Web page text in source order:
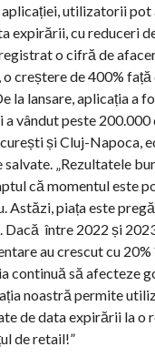
utilizatorii pot
expirării, cu reduceri
o cifră de
o creștere de 400%
la lansare, aplicația a
a vândut peste 200.000
și Cluj-Napoca,
„Rezultatele
că momentul este
Astăzi, piața este
Dacă între 2022 și
au crescut cu 20%
continuă să afecteze
noastră permite
de data expirării la o
de retail!”